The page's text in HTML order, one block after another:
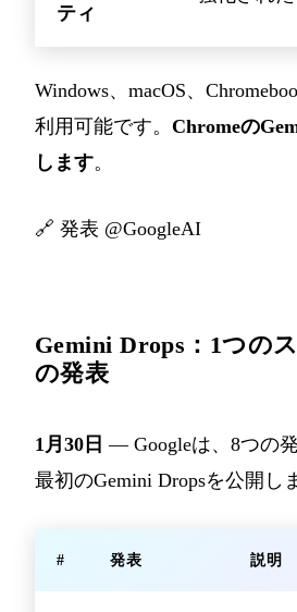
ティ
Windows、macOS、
利用可能です。 Chromeの
します。
🔗 発表 @GoogleAI
Gemini Drops：1つの
の発表
1月30日 — Googleは、8つの
最初のGemini Dropsを公開し
# 発表 説明